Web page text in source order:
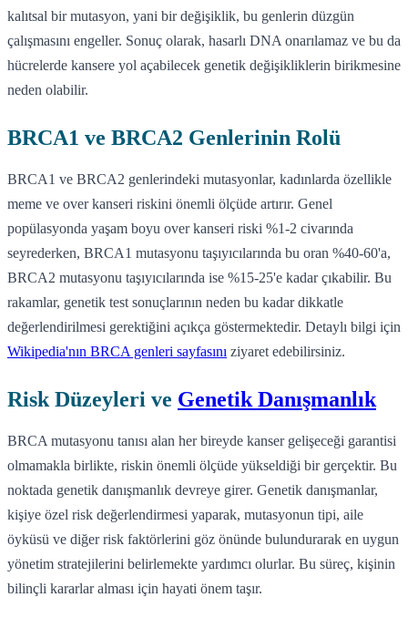
kalıtsal bir mutasyon, yani bir değişiklik, bu genlerin düzgün
çalışmasını engeller. Sonuç olarak, hasarlı DNA onarılamaz ve bu da
hücrelerde kansere yol açabilecek genetik değişikliklerin birikmesine
neden olabilir.
BRCA1 ve BRCA2 Genlerinin Rolü
BRCA1 ve BRCA2 genlerindeki mutasyonlar, kadınlarda özellikle
meme ve over kanseri riskini önemli ölçüde artırır. Genel
popülasyonda yaşam boyu over kanseri riski %1-2 civarında
seyrederken, BRCA1 mutasyonu taşıyıcılarında bu oran %40-60'a,
BRCA2 mutasyonu taşıyıcılarında ise %15-25'e kadar çıkabilir. Bu
rakamlar, genetik test sonuçlarının neden bu kadar dikkatle
değerlendirilmesi gerektiğini açıkça göstermektedir. Detaylı bilgi için
Wikipedia'nın BRCA genleri sayfasını ziyaret edebilirsiniz.
Risk Düzeyleri ve Genetik Danışmanlık
BRCA mutasyonu tanısı alan her bireyde kanser gelişeceği garantisi
olmamakla birlikte, riskin önemli ölçüde yükseldiği bir gerçektir. Bu
noktada genetik danışmanlık devreye girer. Genetik danışmanlar,
kişiye özel risk değerlendirmesi yaparak, mutasyonun tipi, aile
öyküsü ve diğer risk faktörlerini göz önünde bulundurarak en uygun
yönetim stratejilerini belirlemekte yardımcı olurlar. Bu süreç, kişinin
bilinçli kararlar alması için hayati önem taşır.